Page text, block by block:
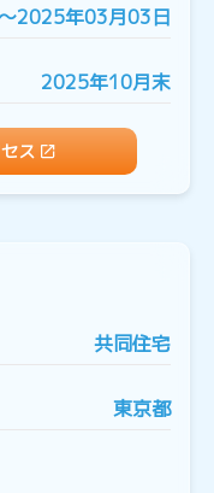
2025年03月03日
2025年10月末
ス
共同住宅
東京都